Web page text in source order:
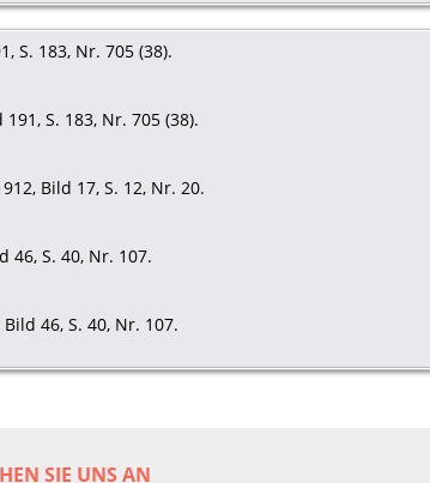
S. 183, Nr. 705 (38).
S. 183, Nr. 705 (38).
Bild 17, S. 12, Nr. 20.
46, S. 40, Nr. 107.
46, S. 40, Nr. 107.
SIE UNS AN